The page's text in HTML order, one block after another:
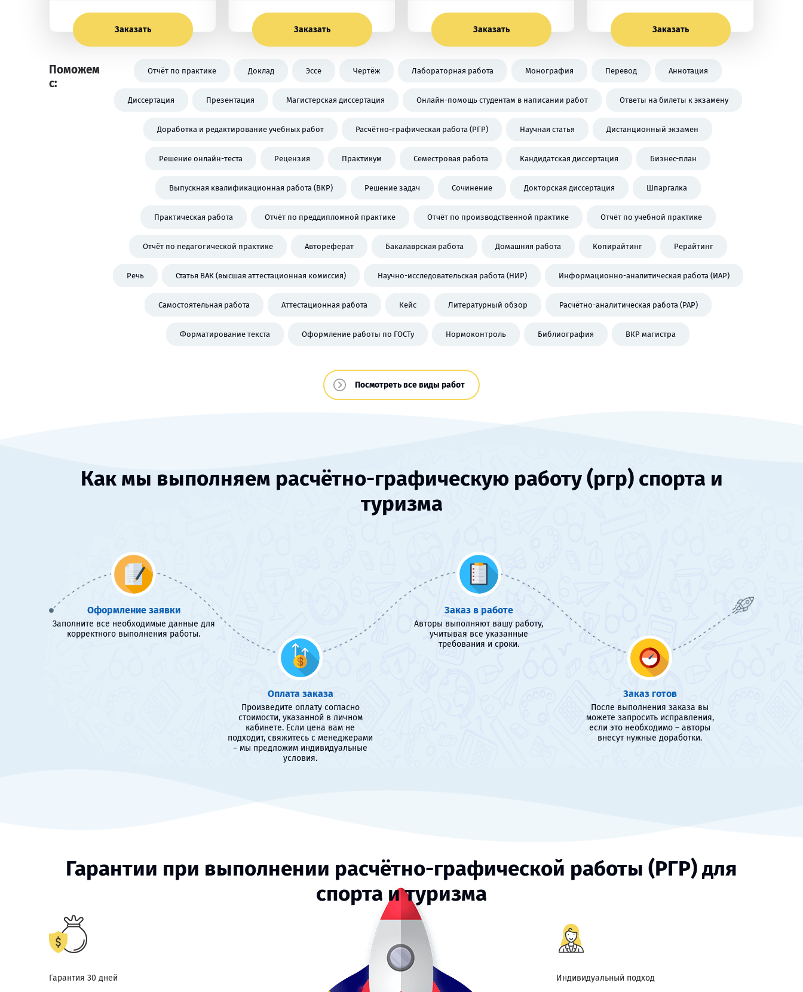
Заказать Заказать Заказать Заказать
Поможем
с:
Отчёт по практике Доклад Эссе Чертёж Лабораторная работа Монография Перевод Аннотация
Диссертация Презентация Магистерская диссертация Онлайн-помощь студентам в написании работ Ответы на билеты к экзамену
Доработка и редактирование учебных работ Расчётно-графическая работа (РГР) Научная статья Дистанционный экзамен
Решение онлайн-теста Рецензия Практикум Семестровая работа Кандидатская диссертация Бизнес-план
Выпускная квалификационная работа (ВКР) Решение задач Сочинение Докторская диссертация Шпаргалка
Практическая работа Отчёт по преддипломной практике Отчёт по производственной практике Отчёт по учебной практике
Отчёт по педагогической практике Автореферат Бакалаврская работа Домашняя работа Копирайтинг Рерайтинг
Речь Статья ВАК (высшая аттестационная комиссия) Научно-исследовательская работа (НИР) Информационно-аналитическая работа (ИАР)
Самостоятельная работа Аттестационная работа Кейс Литературный обзор Расчётно-аналитическая работа (РАР)
Форматирование текста Оформление работы по ГОСТу Нормоконтроль Библиография ВКР магистра
Посмотреть все виды работ
Как мы выполняем расчётно-графическую работу (ргр) спорта и
туризма
Оформление заявки
Заполните все необходимые данные для
корректного выполнения работы.
Оплата заказа
Произведите оплату согласно
стоимости, указанной в личном
кабинете. Если цена вам не
подходит, свяжитесь с менеджерами
– мы предложим индивидуальные
условия.
Заказ в работе
Авторы выполняют вашу работу,
учитывая все указанные
требования и сроки.
Заказ готов
После выполнения заказа вы
можете запросить исправления,
если это необходимо – авторы
внесут нужные доработки.
Гарантии при выполнении расчётно-графической работы (РГР) для
спорта и туризма
Гарантия 30 дней Индивидуальный подход